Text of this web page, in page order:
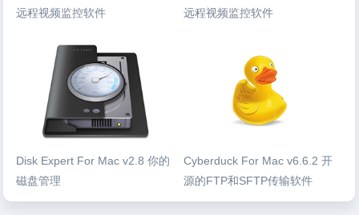
远程视频监控软件
远程视频监控软件
Disk Expert For Mac v2.8 你的
磁盘管理
Cyberduck For Mac v6.6.2 开
源的FTP和SFTP传输软件